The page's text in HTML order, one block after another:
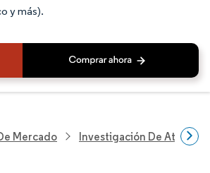
y más).
Mercado Investigación De